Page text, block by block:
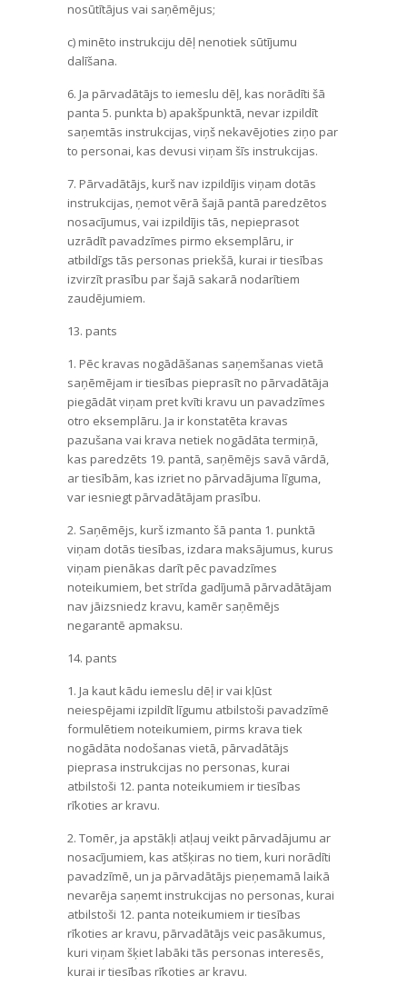
nosūtītājus vai saņēmējus;
c) minēto instrukciju dēļ nenotiek sūtījumu
dalīšana.
6. Ja pārvadātājs to iemeslu dēļ, kas norādīti šā
panta 5. punkta b) apakšpunktā, nevar izpildīt
saņemtās instrukcijas, viņš nekavējoties ziņo par
to personai, kas devusi viņam šīs instrukcijas.
7. Pārvadātājs, kurš nav izpildījis viņam dotās
instrukcijas, ņemot vērā šajā pantā paredzētos
nosacījumus, vai izpildījis tās, nepieprasot
uzrādīt pavadzīmes pirmo eksemplāru, ir
atbildīgs tās personas priekšā, kurai ir tiesības
izvirzīt prasību par šajā sakarā nodarītiem
zaudējumiem.
13. pants
1. Pēc kravas nogādāšanas saņemšanas vietā
saņēmējam ir tiesības pieprasīt no pārvadātāja
piegādāt viņam pret kvīti kravu un pavadzīmes
otro eksemplāru. Ja ir konstatēta kravas
pazušana vai krava netiek nogādāta termiņā,
kas paredzēts 19. pantā, saņēmējs savā vārdā,
ar tiesībām, kas izriet no pārvadājuma līguma,
var iesniegt pārvadātājam prasību.
2. Saņēmējs, kurš izmanto šā panta 1. punktā
viņam dotās tiesības, izdara maksājumus, kurus
viņam pienākas darīt pēc pavadzīmes
noteikumiem, bet strīda gadījumā pārvadātājam
nav jāizsniedz kravu, kamēr saņēmējs
negarantē apmaksu.
14. pants
1. Ja kaut kādu iemeslu dēļ ir vai kļūst
neiespējami izpildīt līgumu atbilstoši pavadzīmē
formulētiem noteikumiem, pirms krava tiek
nogādāta nodošanas vietā, pārvadātājs
pieprasa instrukcijas no personas, kurai
atbilstoši 12. panta noteikumiem ir tiesības
rīkoties ar kravu.
2. Tomēr, ja apstākļi atļauj veikt pārvadājumu ar
nosacījumiem, kas atšķiras no tiem, kuri norādīti
pavadzīmē, un ja pārvadātājs pieņemamā laikā
nevarēja saņemt instrukcijas no personas, kurai
atbilstoši 12. panta noteikumiem ir tiesības
rīkoties ar kravu, pārvadātājs veic pasākumus,
kuri viņam šķiet labāki tās personas interesēs,
kurai ir tiesības rīkoties ar kravu.